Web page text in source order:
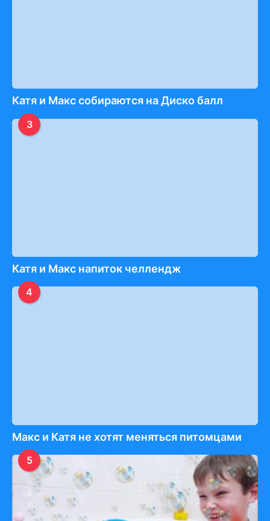
Катя и Макс собираются на Диско балл
3
Катя и Макс напиток челлендж
4
Макс и Катя не хотят меняться питомцами
5